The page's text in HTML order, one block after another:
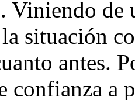
Viniendo de
situación
antes.
confianza a